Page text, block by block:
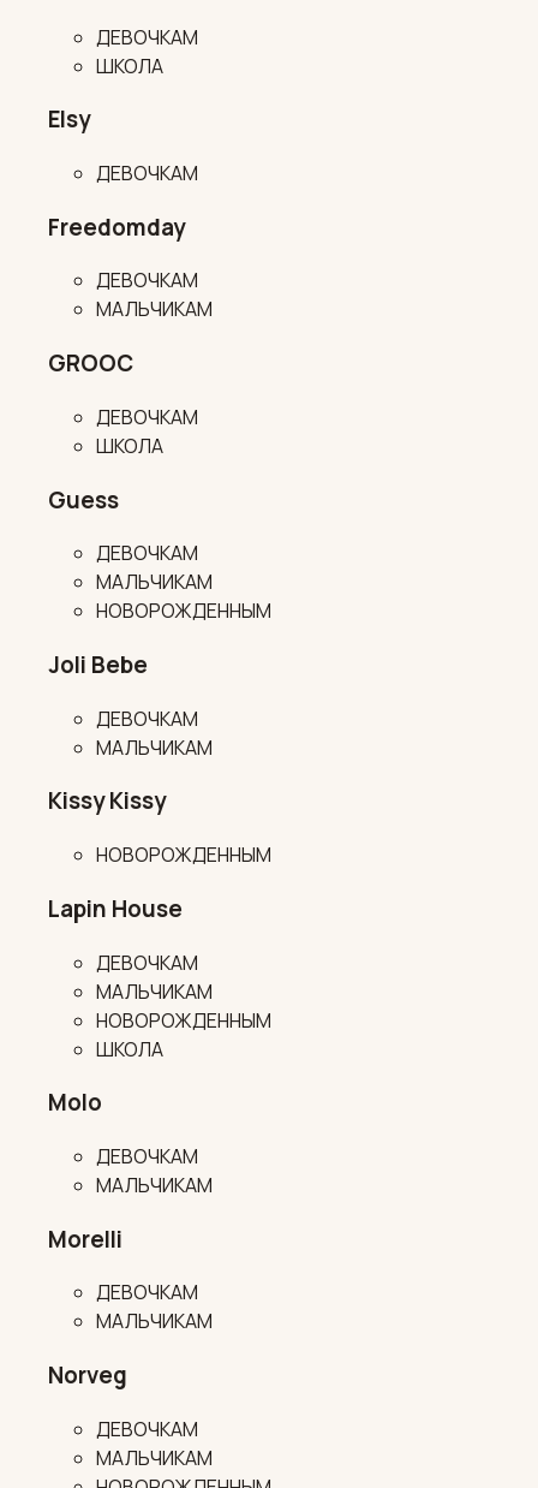
ДЕВОЧКАМ
ШКОЛА
Elsy
ДЕВОЧКАМ
Freedomday
ДЕВОЧКАМ
МАЛЬЧИКАМ
GROOC
ДЕВОЧКАМ
ШКОЛА
Guess
ДЕВОЧКАМ
МАЛЬЧИКАМ
НОВОРОЖДЕННЫМ
Joli Bebe
ДЕВОЧКАМ
МАЛЬЧИКАМ
Kissy Kissy
НОВОРОЖДЕННЫМ
Lapin House
ДЕВОЧКАМ
МАЛЬЧИКАМ
НОВОРОЖДЕННЫМ
ШКОЛА
Molo
ДЕВОЧКАМ
МАЛЬЧИКАМ
Morelli
ДЕВОЧКАМ
МАЛЬЧИКАМ
Norveg
ДЕВОЧКАМ
МАЛЬЧИКАМ